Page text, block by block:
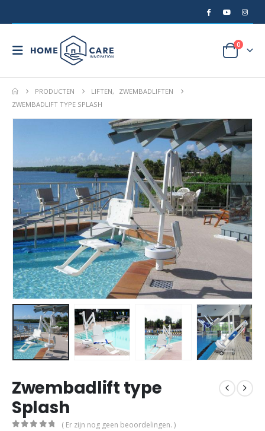
0
PRODUCTEN LIFTEN,
ZWEMBADLIFTEN
ZWEMBADLIFT TYPE SPLASH
Zwembadlift type
Splash
( Er zijn nog geen beoordelingen. )